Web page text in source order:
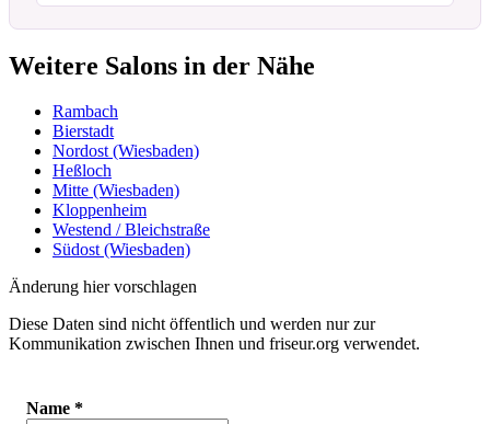
Weitere Salons in der Nähe
Rambach
Bierstadt
Nordost (Wiesbaden)
Heßloch
Mitte (Wiesbaden)
Kloppenheim
Westend / Bleichstraße
Südost (Wiesbaden)
Änderung hier vorschlagen
Diese Daten sind nicht öffentlich und werden nur zur
Kommunikation zwischen Ihnen und friseur.org verwendet.
Name *